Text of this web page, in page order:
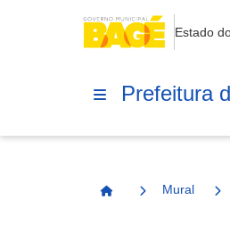
Estado
Prefeitura
Página Inicial
Mural